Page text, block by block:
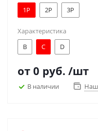
1Р
2Р 3Р
Характеристика
B
C D
от 0 руб. /шт
В наличии